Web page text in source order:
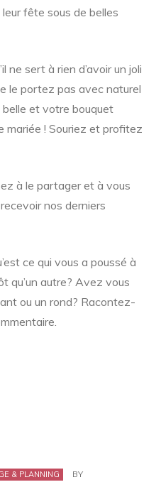
fête sous de belles
ne sert à rien d’avoir un joli
le portez pas avec naturel
et votre bouquet
mariée ! Souriez et profitez
à le partager et à vous
nos derniers
ce qui vous a poussé à
qu’un autre? Avez vous
ou un rond? Racontez-
& PLANNING
BY